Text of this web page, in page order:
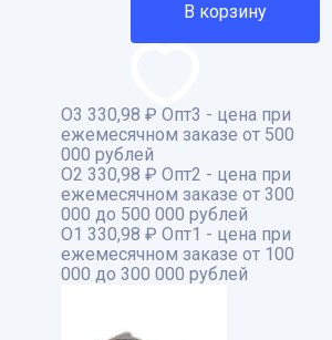
В корзину
О3 330,98 ₽ Опт3 - цена при
ежемесячном заказе от 500
000 рублей
О2 330,98 ₽ Опт2 - цена при
ежемесячном заказе от 300
000 до 500 000 рублей
О1 330,98 ₽ Опт1 - цена при
ежемесячном заказе от 100
000 до 300 000 рублей